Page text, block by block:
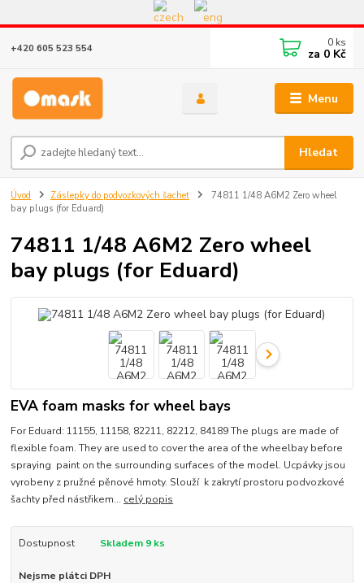
Eshop v provozu do 31.10.2026
Menu
Hledat
+420 605 523 554 0 ks
za 0 Kč
Úvod Záslepky do podvozkových šachet
74811 1/48 A6M2 Zero wheel
bay plugs (for Eduard)
74811 1/48 A6M2 Zero wheel
bay plugs (for Eduard)
EVA foam masks for wheel bays
For Eduard: 11155, 11158, 82211, 82212, 84189 The plugs are made of
flexible foam. They are used to cover the area of the wheelbay before
spraying paint on the surrounding surfaces of the model. Ucpávky jsou
vyrobeny z pružné pěnové hmoty. Slouží k zakrytí prostoru podvozkové
šachty před nástřikem... celý popis
Dostupnost Skladem 9 ks
Nejsme plátci DPH